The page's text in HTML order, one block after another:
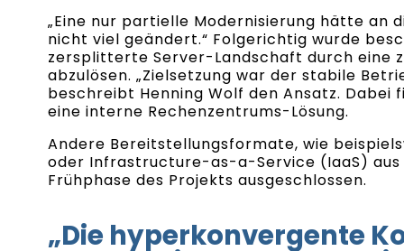
„Eine nur partielle Modernisierung hätte an
nicht viel geändert.“ Folgerichtig wurde
zersplitterte Server-Landschaft durch eine
abzulösen. „Zielsetzung war der stabile
beschreibt Henning Wolf den Ansatz. Dabei
eine interne Rechenzentrums-Lösung.
Andere Bereitstellungsformate, wie
oder Infrastructure-as-a-Service (IaaS) aus
Frühphase des Projekts ausgeschlossen.
„Die hyperkonvergente